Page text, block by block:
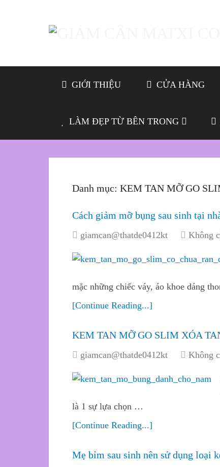
GIỚI THIỆU CỬA HÀNG
LÀM ĐẸP TỪ BÊN TRONG
Danh mục: KEM TAN MỠ GO
Cách giảm mỡ bụng sau sinh tại
giamcan@thatde0412kt Không
mặc những chiếc váy, áo khoe dáng
[Continue Reading...]
KEM TAN MỠ GO SLIM XÓA
giamcan@thatde0412kt Không
là 1 sự lựa chọn …
[Continue Reading...]
Mẹ bỉm sau sinh nên sử dụng loại